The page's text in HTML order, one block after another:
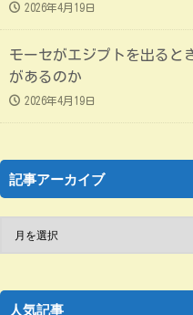
2026年4月19日
モーセがエジプトを出ると
があるのか
2026年4月19日
記事アーカイブ
人気記事